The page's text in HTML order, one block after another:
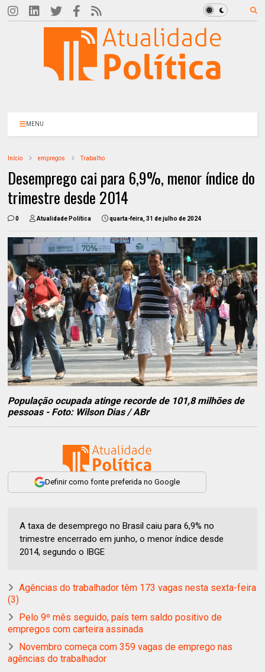
MENU
Início empregos Trabalho
Desemprego cai para 6,9%, menor índice do
trimestre desde 2014
0 Atualidade Política quarta-feira, 31 de julho de 2024
População ocupada atinge recorde de 101,8 milhões de
pessoas - Foto: Wilson Dias / ABr
Definir como fonte preferida no Google
A taxa de desemprego no Brasil caiu para 6,9% no
trimestre encerrado em junho, o menor índice desde
2014, segundo o IBGE
Agências do trabalhador têm 173 vagas nesta sexta-feira
(3)
Pelo 9º mês seguido, país tem saldo positivo de
empregos com carteira assinada
Novembro começa com 359 vagas de emprego nas
agências do trabalhador